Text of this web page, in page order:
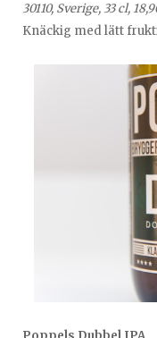
30110, Sverige, 33 cl,
Knäckig med lätt